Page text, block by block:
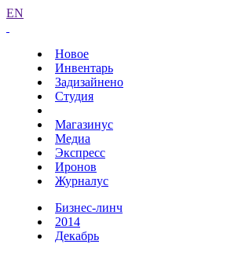
EN
Новое
Инвентарь
Задизайнено
Студия
Магазинус
Медиа
Экспресс
Иронов
Журналус
Бизнес-линч
2014
Декабрь